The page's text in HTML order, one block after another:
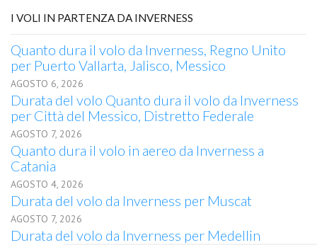
I VOLI IN PARTENZA DA INVERNESS
Quanto dura il volo da Inverness, Regno Unito
per Puerto Vallarta, Jalisco, Messico
AGOSTO 6, 2026
Durata del volo Quanto dura il volo da Inverness
per Città del Messico, Distretto Federale
AGOSTO 7, 2026
Quanto dura il volo in aereo da Inverness a
Catania
AGOSTO 4, 2026
Durata del volo da Inverness per Muscat
AGOSTO 7, 2026
Durata del volo da Inverness per Medellin